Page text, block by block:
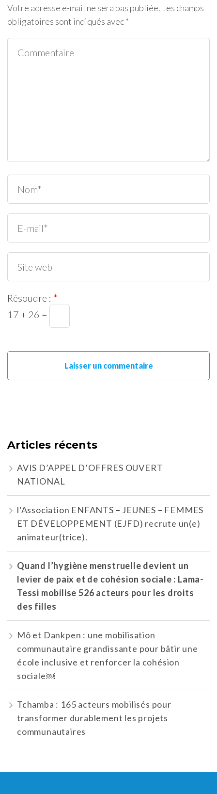
Votre adresse e-mail ne sera pas publiée. Les champs
obligatoires sont indiqués avec*
Résoudre : *
17 + 26 =
Articles récents
AVIS D’APPEL D’OFFRES OUVERT
NATIONAL
l’Association ENFANTS – JEUNES – FEMMES
ET DÉVELOPPEMENT (EJFD) recrute un(e)
animateur(trice).
Quand l’hygiène menstruelle devient un
levier de paix et de cohésion sociale : Lama-
Tessi mobilise 526 acteurs pour les droits
des filles
Mô et Dankpen : une mobilisation
communautaire grandissante pour bâtir une
école inclusive et renforcer la cohésion
sociale￼
Tchamba : 165 acteurs mobilisés pour
transformer durablement les projets
communautaires